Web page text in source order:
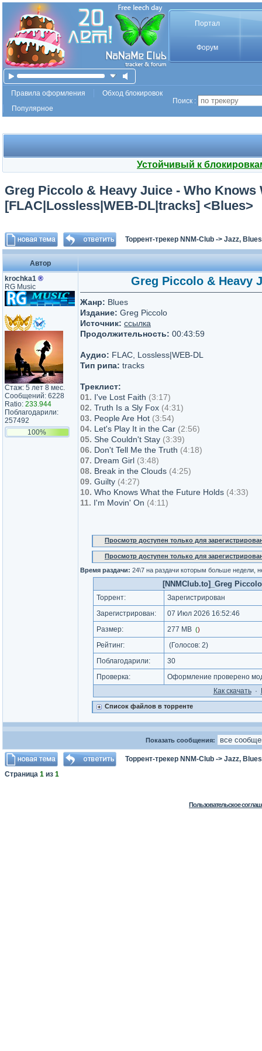
Портал
Форум
Правила оформления
Обход блокировок
Популярное
Поиск :
Устойчивый к
Greg Piccolo & Heavy Juice - Who Knows
[FLAC|Lossless|WEB-DL|tracks] <Blues>
Торрент-трекер NNM-Club -> Jazz,
Автор
krochka1 ®
RG Music
Стаж: 5 лет 8 мес.
Сообщений: 6228
Ratio: 233.944
Поблагодарили:
257492
100%
Greg Piccolo & Heavy
Жанр: Blues
Издание: Greg Piccolo
Источник: ссылка
Продолжительность: 00:43:59
Аудио: FLAC, Lossless|WEB-DL
Тип рипа: tracks
Треклист:
01. I've Lost Faith (3:17)
02. Truth Is a Sly Fox (4:31)
03. People Are Hot (3:54)
04. Let's Play It in the Car (2:56)
05. She Couldn't Stay (3:39)
06. Don't Tell Me the Truth (4:18)
07. Dream Girl (3:48)
08. Break in the Clouds (4:25)
09. Guilty (4:27)
10. Who Knows What the Future Holds (4:33)
11. I'm Movin' On (4:11)
Просмотр доступен только для
Просмотр доступен только для
Время раздачи: 24\7 на раздачи которым больше недели,
[NNMClub.to]_Greg
Торрент:
Зарегистрирован
Зарегистрирован:
07 Июл 2026 16:52:46
Размер:
277 MB ()
Рейтинг: (Голосов: 2)
Поблагодарили:
30
Проверка:
Оформление проверено
Как cкачать·
Список файлов в торренте
Показать сообщения:
Торрент-трекер NNM-Club -> Jazz,
Страница 1 из 1
Пользовательское